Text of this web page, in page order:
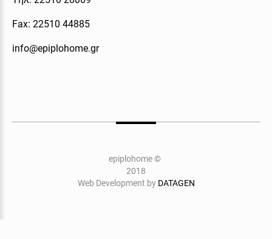
Fax: 22510 44885
info@epiplohome.gr
epiplohome©
2018
Web Development by DATAGEN